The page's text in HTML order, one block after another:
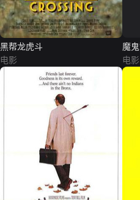
黑帮龙虎斗
电影
魔
电影